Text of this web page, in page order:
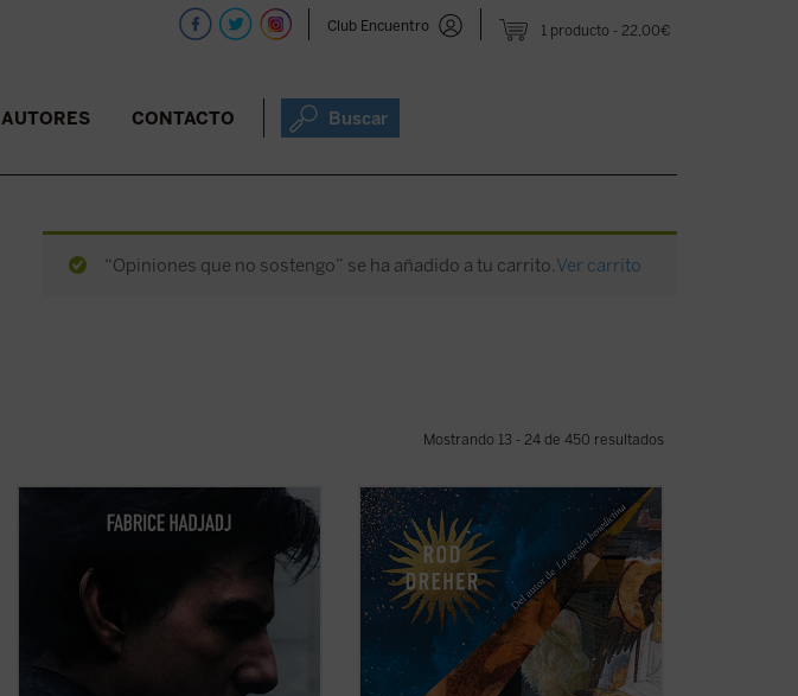
1 producto 22,00€
Club Encuentro
AUTORES CONTACTO Buscar
“Opiniones que no sostengo” se ha añadido a tu carrito.Ver carrito
Mostrando 13 - 24 de 450 resultados
Hadjadj mira a Tom Cruise más allá del
inevitablemente refleja algo de su época.
Por eso, al hablar de Tom, hablamos
también de toda la humanidad. Entre
Rod Dreher narra cómo Occidente fue
perdiendo su capacidad de asombrarse,
cómo se «desencantó», y muestra, con
ejemplos concretos y profundamente
humanos, que ese encantamiento no ha
desaparecido: simplemente hemos
olvidado el sentido de la ...
(ver ficha)